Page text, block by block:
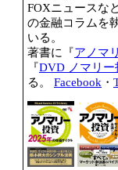
FOXニュースな
の金融コラムを
いる。
著書に『アノマ
『DVD ノマリー
る。 Facebook ・